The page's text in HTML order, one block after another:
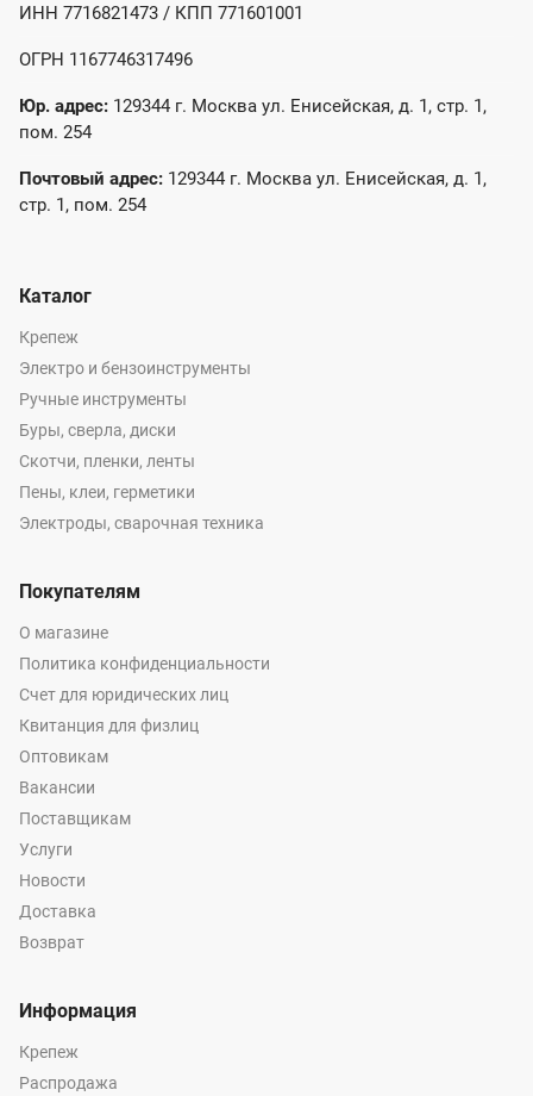
ИНН 7716821473 / КПП 771601001
ОГРН 1167746317496
Юр. адрес: 129344 г. Москва ул. Енисейская, д. 1, стр. 1,
пом. 254
Почтовый адрес: 129344 г. Москва ул. Енисейская, д. 1,
стр. 1, пом. 254
Каталог
Крепеж
Электро и бензоинструменты
Ручные инструменты
Буры, сверла, диски
Скотчи, пленки, ленты
Пены, клеи, герметики
Электроды, сварочная техника
Покупателям
О магазине
Политика конфиденциальности
Счет для юридических лиц
Квитанция для физлиц
Оптовикам
Вакансии
Поставщикам
Услуги
Новости
Доставка
Возврат
Информация
Крепеж
Распродажа